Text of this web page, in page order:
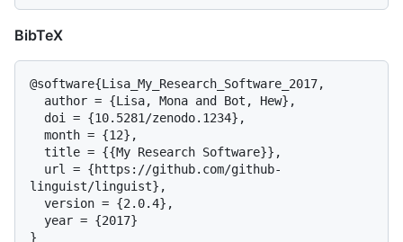
BibTeX
@software{Lisa_My_Research_Software_2017,
linguist/linguist},